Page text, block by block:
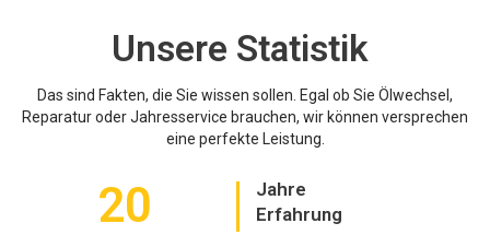
Unsere Statistik
Das sind Fakten, die Sie wissen sollen. Egal ob Sie Ölwechsel,
Reparatur oder Jahresservice brauchen, wir können versprechen
eine perfekte Leistung.
20
Jahre
Erfahrung